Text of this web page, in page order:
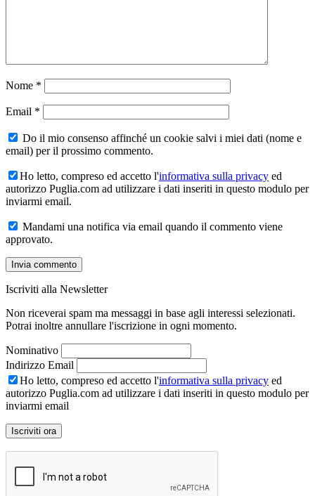
Nome *
Email *
Do il mio consenso affinché un cookie salvi i miei dati (nome e
email) per il prossimo commento.
Ho letto, compreso ed accetto l'informativa sulla privacy ed
autorizzo Puglia.com ad utilizzare i dati inseriti in questo modulo per
inviarmi email.
Mandami una notifica via email quando il commento viene
approvato.
Iscriviti alla Newsletter
Non riceverai spam ma messaggi in base agli interessi selezionati.
Potrai inoltre annullare l'iscrizione in ogni momento.
Nominativo
Indirizzo Email
Ho letto, compreso ed accetto l'informativa sulla privacy ed
autorizzo Puglia.com ad utilizzare i dati inseriti in questo modulo per
inviarmi email